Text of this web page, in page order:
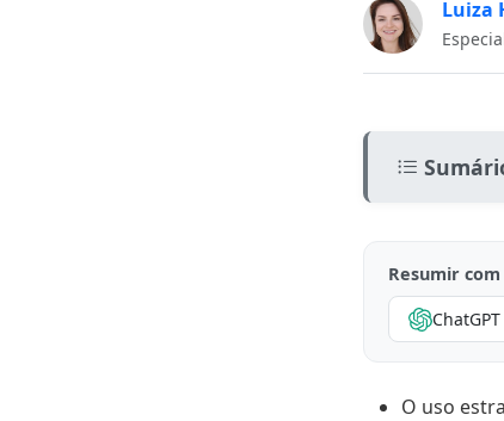
Luiza
Como
WhatsApp
Resumir
ChatGPT
O uso